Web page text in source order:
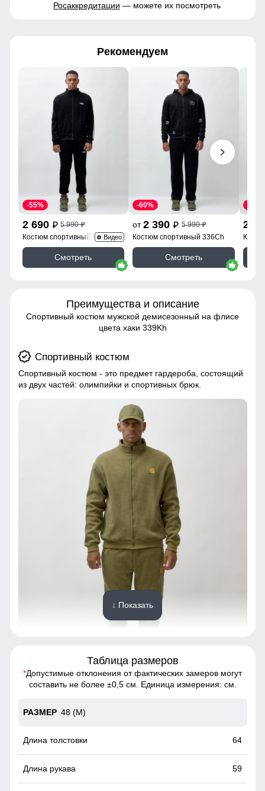
Росаккредитации — можете их посмотреть
Рекомендуем
2 690 p 5 990p
-55%
Костюм спортивный 330Ch
Видео
Смотреть
от2 390 p 5 990p
-60%
Костюм спортивный 336Ch
Смотреть
2
Преимущества и описание
Спортивный костюм мужской демисезонный на флисе
цвета хаки 339Kh
Спортивный костюм
Спортивный костюм - это предмет гардероба, состоящий
из двух частей: олимпийки и спортивных брюк.
Спортивный костюм - это предмет гардероба, состоящий
из двух частей: олимпийки и спортивных брюк.
Материал подкладки
Подкладка из флиса: Устойчива к износу и легко
очищается, что делает костюм идеальным вариантом для
повседневного использования.
↓ Показать
Таблица размеров
*Допустимые отклонения от фактических замеров могут
составить не более ±0,5 см. Единица измерения: см.
48 (M)
64
59